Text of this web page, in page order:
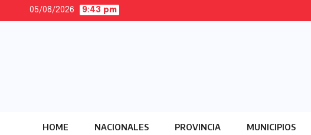
05/08/2026 9:43 pm
HOME NACIONALES PROVINCIA MUNICIPIOS